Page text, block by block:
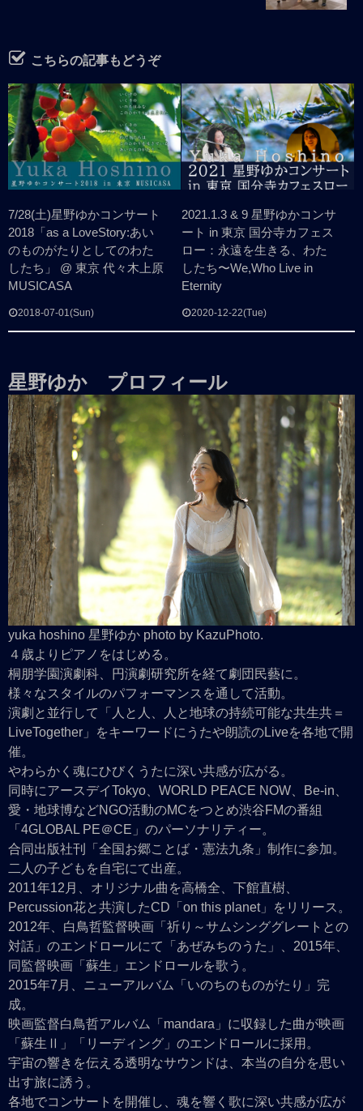
こちらの記事もどうぞ
7/28(土)星野ゆかコンサート
2018「as a LoveStory:あい
のものがたりとしてのわた
したち」 @ 東京 代々木上原
MUSICASA
2018-07-01(Sun)
2021.1.3 & 9 星野ゆかコンサ
ート in 東京 国分寺カフェス
ロー：永遠を生きる、わた
したち〜We,Who Live in
Eternity
2020-12-22(Tue)
星野ゆか プロフィール
yuka hoshino 星野ゆか photo by KazuPhoto.
４歳よりピアノをはじめる。
桐朋学園演劇科、円演劇研究所を経て劇団民藝に。
様々なスタイルのパフォーマンスを通して活動。
演劇と並行して「人と人、人と地球の持続可能な共生共＝
LiveTogether」をキーワードにうたや朗読のLiveを各地で開
催。
やわらかく魂にひびくうたに深い共感が広がる。
同時にアースデイTokyo、WORLD PEACE NOW、Be-in、
愛・地球博などNGO活動のMCをつとめ渋谷FMの番組
「4GLOBAL PE＠CE」のパーソナリティー。
合同出版社刊「全国お郷ことば・憲法九条」制作に参加。
二人の子どもを自宅にて出産。
2011年12月、オリジナル曲を高橋全、下館直樹、
Percussion花と共演したCD「on this planet」をリリース。
2012年、白鳥哲監督映画「祈り～サムシンググレートとの
対話」のエンドロールにて「あぜみちのうた」、2015年、
同監督映画「蘇生」エンドロールを歌う。
2015年7月、ニューアルバム「いのちのものがたり」完
成。
映画監督白鳥哲アルバム「mandara」に収録した曲が映画
「蘇生Ⅱ」「リーディング」のエンドロールに採用。
宇宙の響きを伝える透明なサウンドは、本当の自分を思い
出す旅に誘う。
各地でコンサートを開催し、魂を響く歌に深い共感が広が